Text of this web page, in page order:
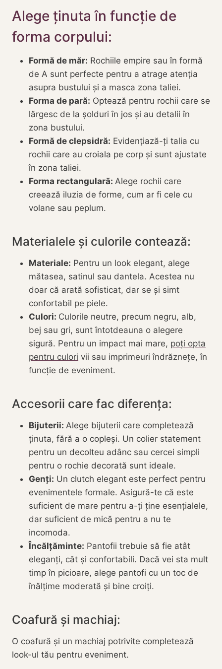
Alege ținuta în funcție de
forma corpului:
Formă de măr: Rochiile empire sau în formă
de A sunt perfecte pentru a atrage atenția
asupra bustului și a masca zona taliei.
Forma de pară: Optează pentru rochii care se
lărgesc de la șolduri în jos și au detalii în
zona bustului.
Formă de clepsidră: Evidențiază-ți talia cu
rochii care au croiala pe corp și sunt ajustate
în zona taliei.
Forma rectangulară: Alege rochii care
creează iluzia de forme, cum ar fi cele cu
volane sau peplum.
Materialele și culorile contează:
Materiale: Pentru un look elegant, alege
mătasea, satinul sau dantela. Acestea nu
doar că arată sofisticat, dar se și simt
confortabil pe piele.
Culori: Culorile neutre, precum negru, alb,
bej sau gri, sunt întotdeauna o alegere
sigură. Pentru un impact mai mare, poți opta
pentru culori vii sau imprimeuri îndrăznețe, în
funcție de eveniment.
Accesorii care fac diferența:
Bijuterii: Alege bijuterii care completează
ținuta, fără a o copleși. Un colier statement
pentru un decolteu adânc sau cercei simpli
pentru o rochie decorată sunt ideale.
Genți: Un clutch elegant este perfect pentru
evenimentele formale. Asigură-te că este
suficient de mare pentru a-ți ține esențialele,
dar suficient de mică pentru a nu te
incomoda.
Încălțăminte: Pantofii trebuie să fie atât
eleganți, cât și confortabili. Dacă vei sta mult
timp în picioare, alege pantofi cu un toc de
înălțime moderată și bine croiți.
Coafură și machiaj:
O coafură și un machiaj potrivite completează
look-ul tău pentru eveniment.